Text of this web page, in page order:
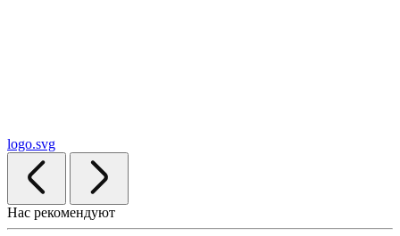
logo.svg
Нас рекомендуют